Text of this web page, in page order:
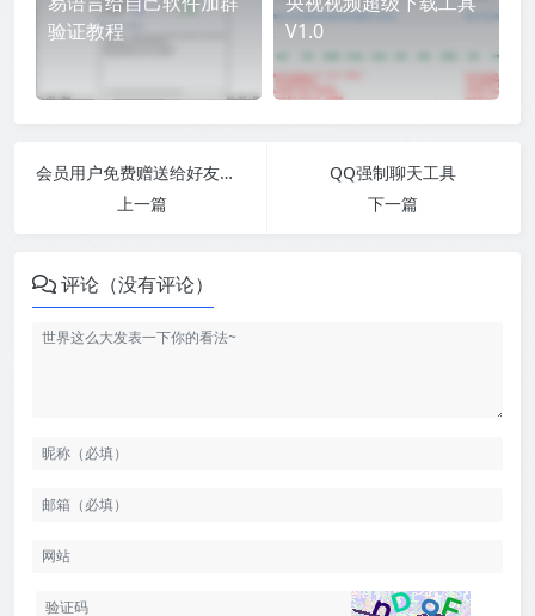
验证教程
V1.0
会员用户免费赠送给好友会员
上一篇
QQ强制聊天工具
下一篇
评论（没有评论）